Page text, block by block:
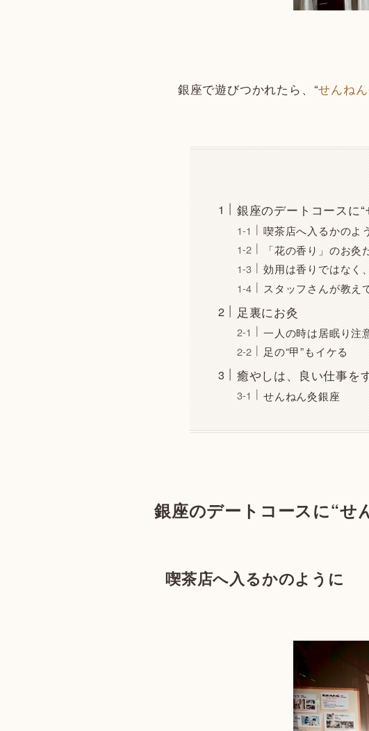
銀座で遊びつかれたら、“せんね
銀座のデートコースに
喫茶店へ入るかのよ
「花の香り」のお灸
効用は香りではなく
スタッフさんが教え
足裏にお灸
一人の時は居眠り注
足の“甲”もイケる
癒やしは、良い仕事を
せんねん灸銀座
銀座のデートコースに“せ
喫茶店へ入るかのように